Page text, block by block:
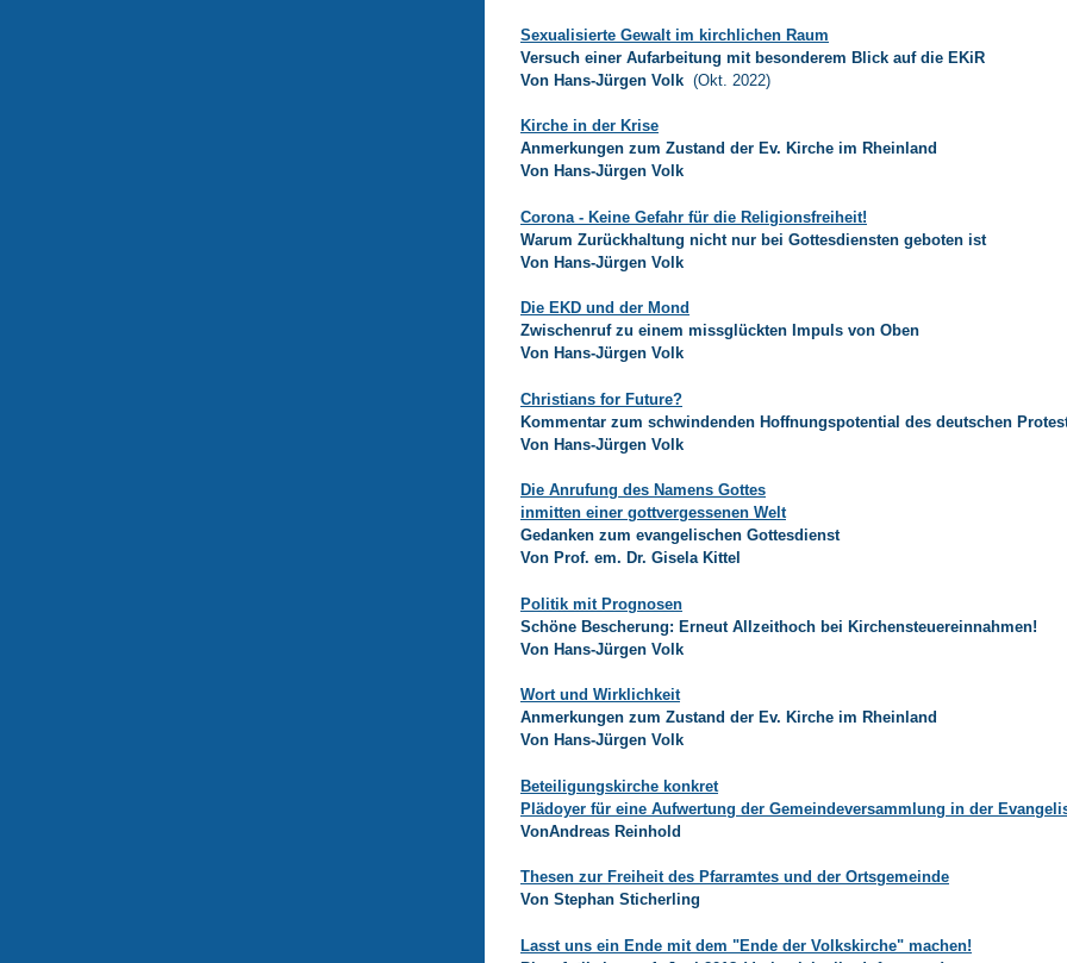
Sexualisierte Gewalt im kirchlichen Raum
Versuch einer Aufarbeitung mit besonderem Blick auf die EKiR
Von Hans-Jürgen Volk (Okt. 2022)
Kirche in der Krise
Anmerkungen zum Zustand der Ev. Kirche im Rheinland
Von Hans-Jürgen Volk
Corona - Keine Gefahr für die Religionsfreiheit!
Warum Zurückhaltung nicht nur bei Gottesdiensten geboten ist
Von Hans-Jürgen Volk
Die EKD und der Mond
Zwischenruf zu einem missglückten Impuls von Oben
Von Hans-Jürgen Volk
Christians for Future?
Kommentar zum schwindenden Hoffnungspotential des deutschen
Von Hans-Jürgen Volk
Die Anrufung des Namens Gottes
inmitten einer gottvergessenen Welt
Gedanken zum evangelischen Gottesdienst
Von Prof. em. Dr. Gisela Kittel
Politik mit Prognosen
Schöne Bescherung: Erneut Allzeithoch bei Kirchensteuereinnahmen!
Von Hans-Jürgen Volk
Wort und Wirklichkeit
Anmerkungen zum Zustand der Ev. Kirche im Rheinland
Von Hans-Jürgen Volk
Beteiligungskirche konkret
Plädoyer für eine Aufwertung der Gemeindeversammlung in der
VonAndreas Reinhold
Thesen zur Freiheit des Pfarramtes und der Ortsgemeinde
Von Stephan Sticherling
Lasst uns ein Ende mit dem "Ende der Volkskirche" machen!